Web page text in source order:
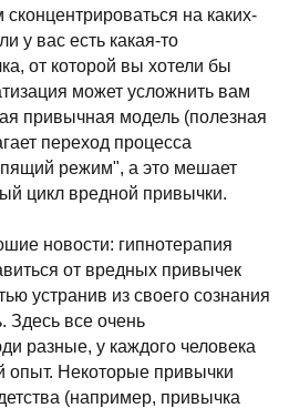
на каких-
у вас есть какая-то
от которой вы хотели бы
может усложнить вам
привычная модель (полезная
переход процесса
режим", а это мешает
цикл вредной привычки.
новости: гипнотерапия
от вредных привычек
устранив из своего сознания
Здесь все очень
разные, у каждого человека
опыт. Некоторые привычки
(например, привычка